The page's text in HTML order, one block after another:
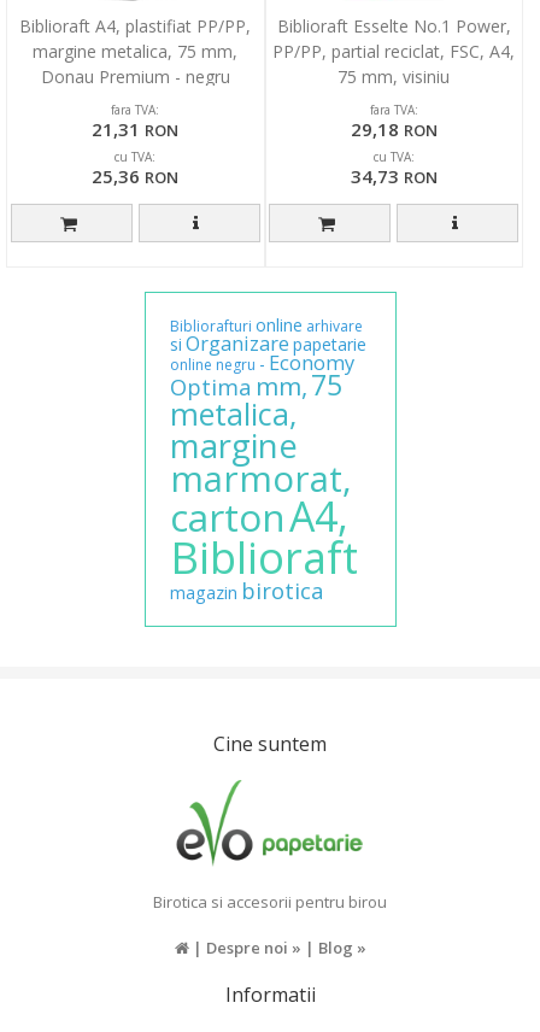
Biblioraft A4, plastifiat PP/PP,
margine metalica, 75 mm,
Donau Premium - negru
fara TVA:
21,31 RON
cu TVA:
25,36 RON
Biblioraft Esselte No.1 Power,
PP/PP, partial reciclat, FSC, A4,
75 mm, visiniu
fara TVA:
29,18 RON
cu TVA:
34,73 RON
Bibliorafturi online arhivare
si Organizare papetarie
online negru - Economy
Optima mm,75
metalica,
margine
marmorat,
cartonA4,
Biblioraft
magazin birotica
Cine suntem
Birotica si accesorii pentru birou
| Despre noi » | Blog »
Informatii